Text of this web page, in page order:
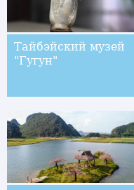
Тайбэйский музей
"Гугун"